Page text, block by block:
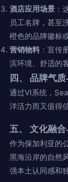
酒店应用场景 ：
员工名牌，甚至
橙色的品牌徽标
营销物料 ：宣传
滨环境、舒适的
四、 品牌气
通过VI系统，
洋活力而又值得
五、 文化融
作为保加利亚的
黑海沿岸的自然
强本土认同感和